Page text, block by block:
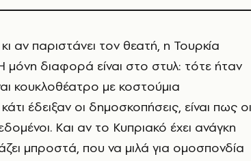
αν παριστάνει τον θεατή, η Τουρκία
μόνη διαφορά είναι στο στυλ: τότε ήταν
κουκλοθέατρο με κοστούμια
έδειξαν οι δημοσκοπήσεις, είναι πως οι
Και αν το Κυπριακό έχει ανάγκη
μπροστά, που να μιλά για ομοσπονδία